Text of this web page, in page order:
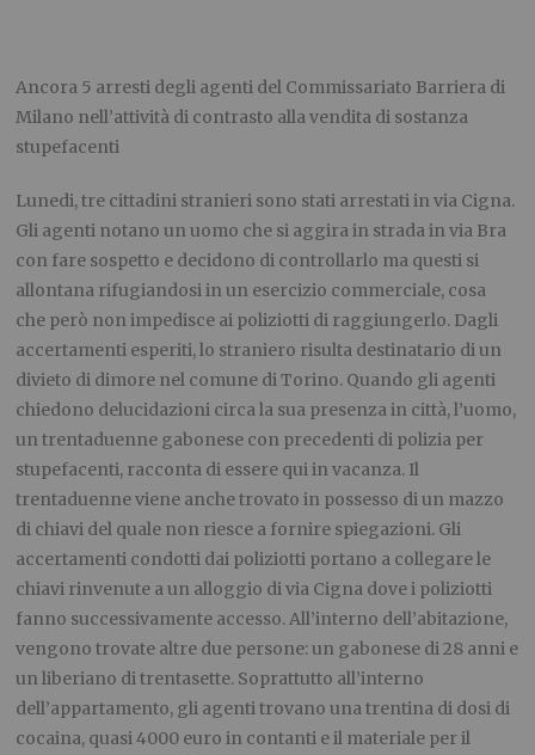
Ancora 5 arresti degli agenti del Commissariato Barriera di
Milano nell’attività di contrasto alla vendita di sostanza
stupefacenti
Lunedi, tre cittadini stranieri sono stati arrestati in via Cigna.
Gli agenti notano un uomo che si aggira in strada in via Bra
con fare sospetto e decidono di controllarlo ma questi si
allontana rifugiandosi in un esercizio commerciale, cosa
che però non impedisce ai poliziotti di raggiungerlo. Dagli
accertamenti esperiti, lo straniero risulta destinatario di un
divieto di dimore nel comune di Torino. Quando gli agenti
chiedono delucidazioni circa la sua presenza in città, l’uomo,
un trentaduenne gabonese con precedenti di polizia per
stupefacenti, racconta di essere qui in vacanza. Il
trentaduenne viene anche trovato in possesso di un mazzo
di chiavi del quale non riesce a fornire spiegazioni. Gli
accertamenti condotti dai poliziotti portano a collegare le
chiavi rinvenute a un alloggio di via Cigna dove i poliziotti
fanno successivamente accesso. All’interno dell’abitazione,
vengono trovate altre due persone: un gabonese di 28 anni e
un liberiano di trentasette. Soprattutto all’interno
dell’appartamento, gli agenti trovano una trentina di dosi di
cocaina, quasi 4000 euro in contanti e il materiale per il